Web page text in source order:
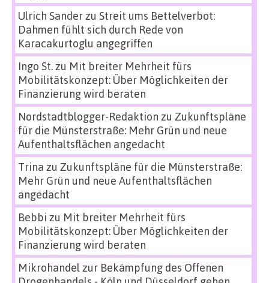
Ulrich Sanderzu Streit ums Bettelverbot:
Dahmen fühlt sich durch Rede von
Karacakurtoglu angegriffen
Ingo St.zu Mit breiter Mehrheit fürs
Mobilitätskonzept: Über Möglichkeiten der
Finanzierung wird beraten
Nordstadtblogger-Redaktion zu Zukunftspläne
für die Münsterstraße: Mehr Grün und neue
Aufenthaltsflächen angedacht
Trina zu Zukunftspläne für die Münsterstraße:
Mehr Grün und neue Aufenthaltsflächen
angedacht
Bebbi zu Mit breiter Mehrheit fürs
Mobilitätskonzept: Über Möglichkeiten der
Finanzierung wird beraten
Mikrohandel zur Bekämpfung des Offenen